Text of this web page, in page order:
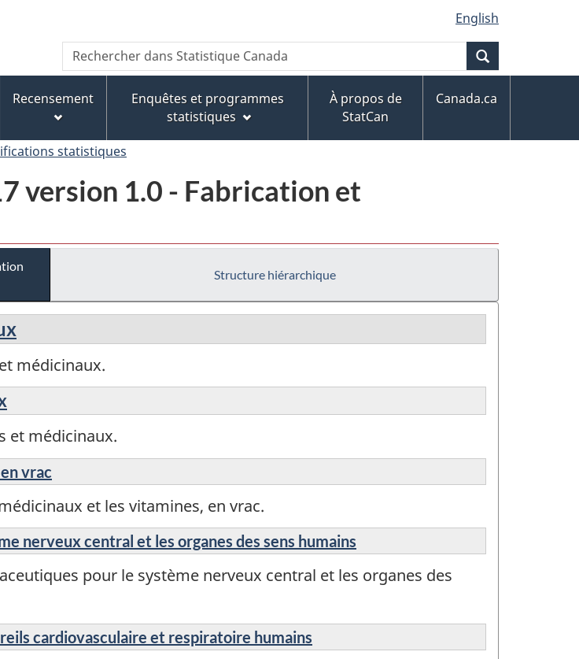
au
contenu
principal
« À
propos
de
ce
version
HTML
simplifiée
English
Recherche
Rechercher
dans
Canada
Recensement
Enquêtes et programmes
statistiques
À propos de
StatCan
Canada.ca
statistiques
version 1.0 - Fabrication et
Structure hiérarchique
médicinaux.
et médicinaux.
vrac
et les vitamines, en vrac.
nerveux central et les organes des sens humains
pour le système nerveux central et les organes des
cardiovasculaire et respiratoire humains